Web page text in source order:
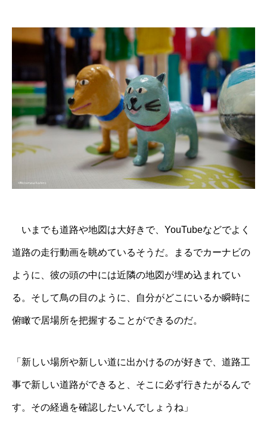
いまでも道路や地図は大好きで、YouTubeなどでよく
道路の走行動画を眺めているそうだ。まるでカーナビの
ように、彼の頭の中には近隣の地図が埋め込まれてい
る。そして鳥の目のように、自分がどこにいるか瞬時に
俯瞰で居場所を把握することができるのだ。
「新しい場所や新しい道に出かけるのが好きで、道路工
事で新しい道路ができると、そこに必ず行きたがるんで
す。その経過を確認したいんでしょうね」